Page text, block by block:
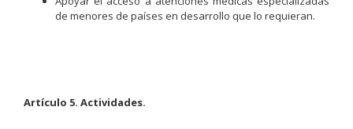
de menores de países en desarrollo que lo requieran.
Artículo 5. Actividades.